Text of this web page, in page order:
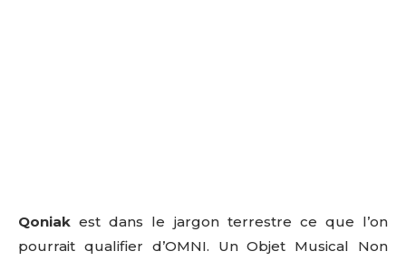
Qoniak est dans le jargon terrestre ce que l’on
pourrait qualifier d’OMNI. Un Objet Musical Non